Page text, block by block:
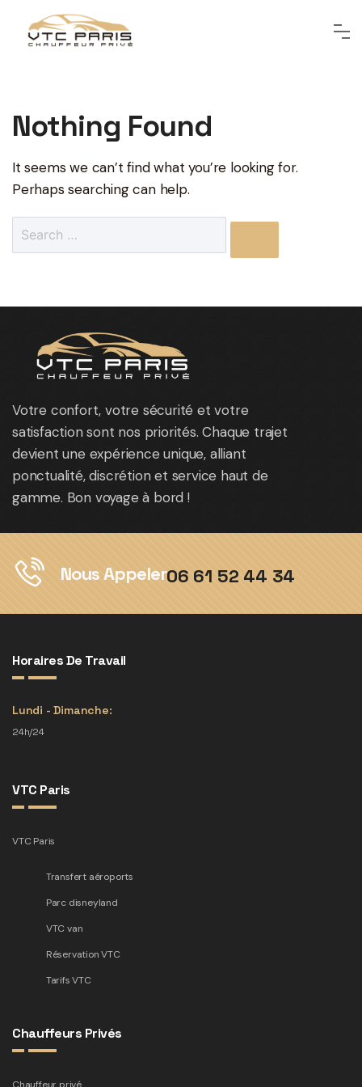
Nothing Found
It seems we can’t find what you’re looking for.
Perhaps searching can help.
Votre confort, votre sécurité et votre
satisfaction sont nos priorités. Chaque trajet
devient une expérience unique, alliant
ponctualité, discrétion et service haut de
gamme. Bon voyage à bord !
Nous Appeler06 61 52 44 34
Horaires De Travail
Lundi - Dimanche:
24h/24
VTC Paris
VTC Paris
Transfert aéroports
Parc disneyland
VTC van
Réservation VTC
Tarifs VTC
Chauffeurs Privés